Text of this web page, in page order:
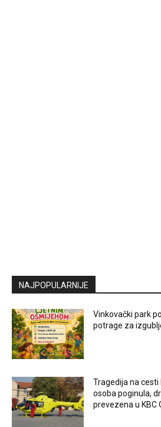
NAJPOPULARNIJE
Vinkovački park
potrage za
Tragedija na
osoba poginula,
prevezena u KBC